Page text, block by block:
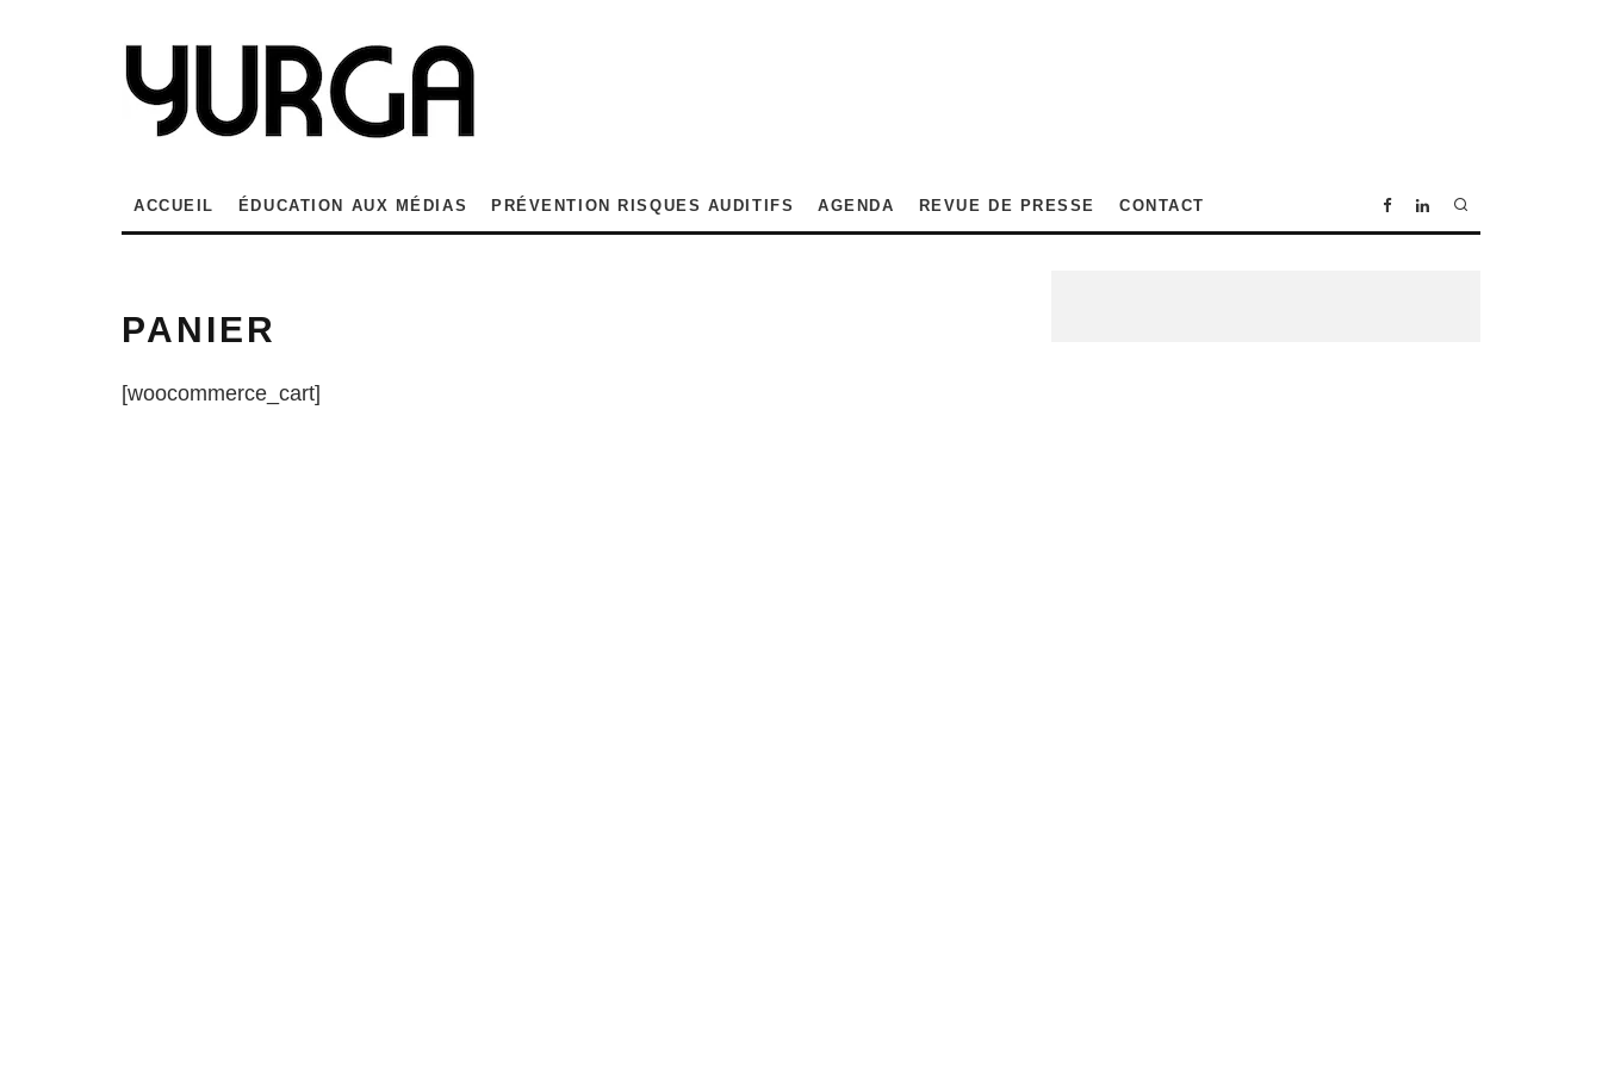
ACCUEIL ÉDUCATION AUX MÉDIAS PRÉVENTION RISQUES AUDITIFS AGENDA REVUE DE PRESSE CONTACT
PANIER
[woocommerce_cart]